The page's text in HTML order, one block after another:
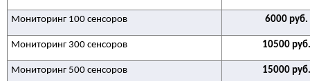
Мониторинг 100 сенсоров 6000 руб.
Мониторинг 300 сенсоров 10500 руб.
Мониторинг 500 сенсоров 15000 руб.